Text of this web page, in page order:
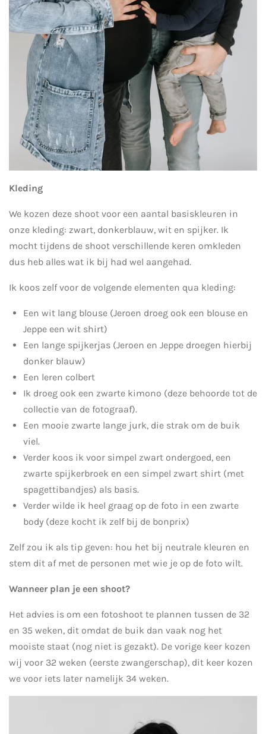
Kleding
We kozen deze shoot voor een aantal basiskleuren in
onze kleding: zwart, donkerblauw, wit en spijker. Ik
mocht tijdens de shoot verschillende keren omkleden
dus heb alles wat ik bij had wel aangehad.
Ik koos zelf voor de volgende elementen qua kleding:
Een wit lang blouse (Jeroen droeg ook een blouse en
Jeppe een wit shirt)
Een lange spijkerjas (Jeroen en Jeppe droegen hierbij
donker blauw)
Een leren colbert
Ik droeg ook een zwarte kimono (deze behoorde tot de
collectie van de fotograaf).
Een mooie zwarte lange jurk, die strak om de buik
viel.
Verder koos ik voor simpel zwart ondergoed, een
zwarte spijkerbroek en een simpel zwart shirt (met
spagettibandjes) als basis.
Verder wilde ik heel graag op de foto in een zwarte
body (deze kocht ik zelf bij de bonprix)
Zelf zou ik als tip geven: hou het bij neutrale kleuren en
stem dit af met de personen met wie je op de foto wilt.
Wanneer plan je een shoot?
Het advies is om een fotoshoot te plannen tussen de 32
en 35 weken, dit omdat de buik dan vaak nog het
mooiste staat (nog niet is gezakt). De vorige keer kozen
wij voor 32 weken (eerste zwangerschap), dit keer kozen
we voor iets later namelijk 34 weken.